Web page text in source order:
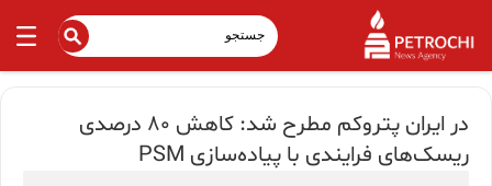
در ایران پتروکم مطرح شد: کاهش ۸۰ درصدی
ریسک‌های فرایندی با پیاده‌سازی PSM